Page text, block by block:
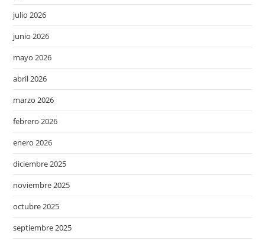
julio 2026
junio 2026
mayo 2026
abril 2026
marzo 2026
febrero 2026
enero 2026
diciembre 2025
noviembre 2025
octubre 2025
septiembre 2025